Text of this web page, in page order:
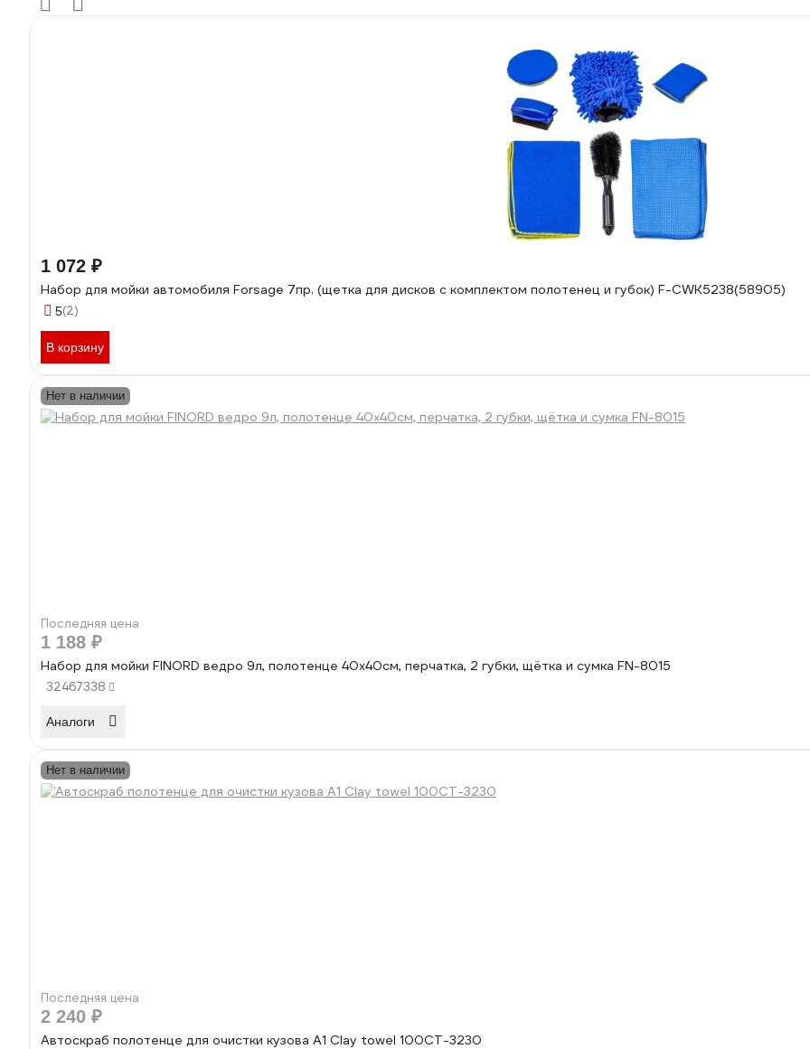
1 072 ₽
Набор для мойки автомобиля Forsage 7пр. (щетка для дисков с комплектом полотенец и губок) F-CWK5238(58905)
5(2)
В корзину
Нет в наличии
Последняя цена
1 188 ₽
Набор для мойки FINORD ведро 9л, полотенце 40x40см, перчатка, 2 губки, щётка и сумка FN-8015
32467338
Аналоги
Нет в наличии
Последняя цена
2 240 ₽
Автоскраб полотенце для очистки кузова A1 Clay towel 100CT-3230